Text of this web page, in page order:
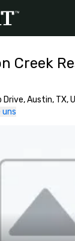
Creek
Austin, TX,
uns